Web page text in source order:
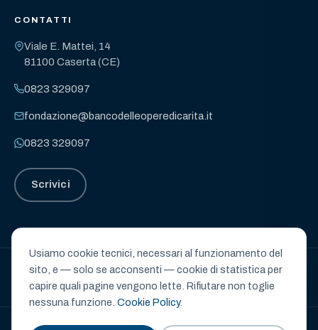
CONTATTI
Viale E. Mattei, 14
81100 Caserta (CE)
0823 329097
fondazione@bancodelleoperedicarita.it
0823 329097
Scrivici
BANCO DELLE OPERE DI CARITÀ – ETS
Usiamo cookie tecnici, necessari al funzionamento del
sito, e — solo se acconsenti — cookie di statistica per
capire quali pagine vengono lette. Rifiutare non toglie
nessuna funzione. Cookie Policy.